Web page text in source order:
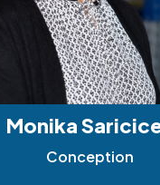
Monika
Conception